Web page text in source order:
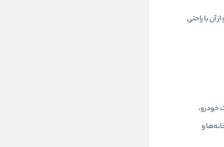
با راحتی
خودرو،
و